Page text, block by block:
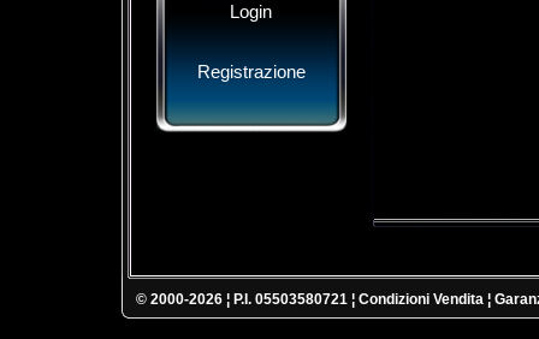
Login
Registrazione
© 2000-2026 ¦ P.I. 05503580721 ¦ Condizioni Vendita ¦